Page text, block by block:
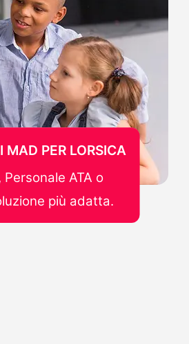
PER LORSICA
ATA o
più adatta.